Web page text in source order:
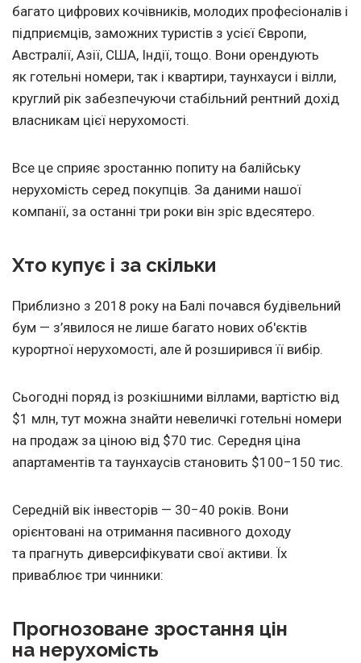
багато цифрових кочівників, молодих професіоналів і
підприємців, заможних туристів з усієї Європи,
Австралії, Азії, США, Індії, тощо. Вони орендують
як готельні номери, так і квартири, таунхауси і вілли,
круглий рік забезпечуючи стабільний рентний дохід
власникам цієї нерухомості.
Все це сприяє зростанню попиту на балійську
нерухомість серед покупців. За даними нашої
компанії, за останні три роки він зріс вдесятеро.
Хто купує і за скільки
Приблизно з 2018 року на Балі почався будівельний
бум — з’явилося не лише багато нових об'єктів
курортної нерухомості, але й розширився її вибір.
Сьогодні поряд із розкішними віллами, вартістю від
$1 млн, тут можна знайти невеличкі готельні номери
на продаж за ціною від $70 тис. Середня ціна
апартаментів та таунхаусів становить $100−150 тис.
Середній вік інвесторів — 30−40 років. Вони
орієнтовані на отримання пасивного доходу
та прагнуть диверсифікувати свої активи. Їх
приваблює три чинники:
Прогнозоване зростання цін
на нерухомість